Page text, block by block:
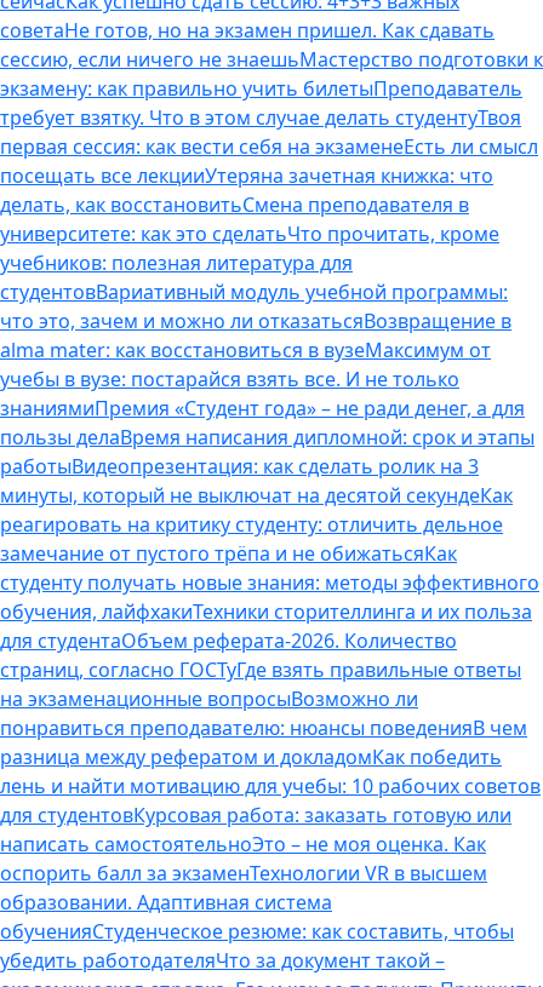
советаНе готов, но на экзамен пришел. Как сдавать
сессию, если ничего не знаешьМастерство подготовки к
экзамену: как правильно учить билетыПреподаватель
требует взятку. Что в этом случае делать студентуТвоя
первая сессия: как вести себя на экзаменеЕсть ли смысл
посещать все лекцииУтеряна зачетная книжка: что
делать, как восстановитьСмена преподавателя в
университете: как это сделатьЧто прочитать, кроме
учебников: полезная литература для
студентовВариативный модуль учебной программы:
что это, зачем и можно ли отказатьсяВозвращение в
alma mater: как восстановиться в вузеМаксимум от
учебы в вузе: постарайся взять все. И не только
знаниямиПремия «Студент года» – не ради денег, а для
пользы делаВремя написания дипломной: срок и этапы
работыВидеопрезентация: как сделать ролик на 3
минуты, который не выключат на десятой секундеКак
реагировать на критику студенту: отличить дельное
замечание от пустого трёпа и не обижатьсяКак
студенту получать новые знания: методы эффективного
обучения, лайфхакиТехники сторителлинга и их польза
для студентаОбъем реферата-2026. Количество
страниц, согласно ГОСТуГде взять правильные ответы
на экзаменационные вопросыВозможно ли
понравиться преподавателю: нюансы поведенияВ чем
разница между рефератом и докладомКак победить
лень и найти мотивацию для учебы: 10 рабочих советов
для студентовКурсовая работа: заказать готовую или
написать самостоятельноЭто – не моя оценка. Как
оспорить балл за экзаменТехнологии VR в высшем
образовании. Адаптивная система
обученияСтуденческое резюме: как составить, чтобы
убедить работодателяЧто за документ такой –